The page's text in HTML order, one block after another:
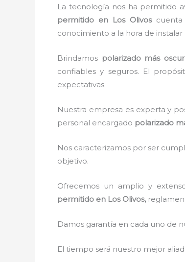
La tecnología nos ha permitido
permitido en Los Olivoscuenta
conocimiento a la hora de
Brindamos polarizado más
confiables y seguros. El
expectativas.
Nuestra empresa es experta y
personal encargado polarizado
Nos caracterizamos por ser
objetivo.
Ofrecemos un amplio y
permitido en Los Olivos,
Damos garantía en cada uno de
El tiempo será nuestro mejor